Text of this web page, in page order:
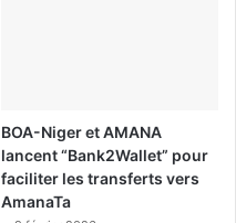
BOA-Niger et AMANA
lancent “Bank2Wallet” pour
faciliter les transferts vers
AmanaTa